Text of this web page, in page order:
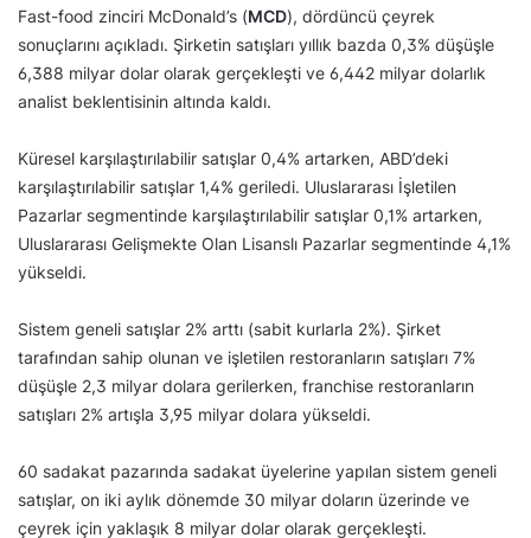
Fast-food zinciri McDonald’s (MCD), dördüncü çeyrek
sonuçlarını açıkladı. Şirketin satışları yıllık bazda 0,3% düşüşle
6,388 milyar dolar olarak gerçekleşti ve 6,442 milyar dolarlık
analist beklentisinin altında kaldı.
Küresel karşılaştırılabilir satışlar 0,4% artarken, ABD’deki
karşılaştırılabilir satışlar 1,4% geriledi. Uluslararası İşletilen
Pazarlar segmentinde karşılaştırılabilir satışlar 0,1% artarken,
Uluslararası Gelişmekte Olan Lisanslı Pazarlar segmentinde 4,1%
yükseldi.
Sistem geneli satışlar 2% arttı (sabit kurlarla 2%). Şirket
tarafından sahip olunan ve işletilen restoranların satışları 7%
düşüşle 2,3 milyar dolara gerilerken, franchise restoranların
satışları 2% artışla 3,95 milyar dolara yükseldi.
60 sadakat pazarında sadakat üyelerine yapılan sistem geneli
satışlar, on iki aylık dönemde 30 milyar doların üzerinde ve
çeyrek için yaklaşık 8 milyar dolar olarak gerçekleşti.